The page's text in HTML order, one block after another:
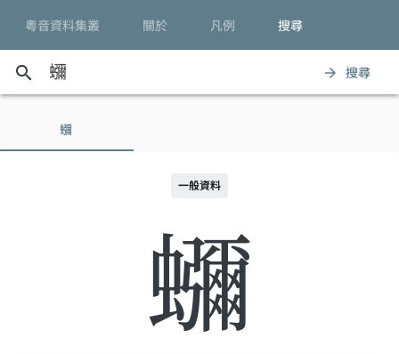
粵音資料集叢 關於 凡例 搜尋
search arrow_forward 搜尋
𮕖
一般資料
𮕖